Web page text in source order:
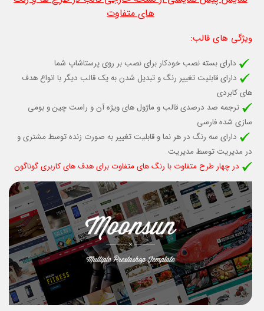
های متفاوت
ویژگی های قالب:
دارای بسته نصب خودکار برای نصب بر روی پرستاشاپ شما
دارای قابليت تغيير رنگ و تبديل شدن به يك قالب ديگر با انواع هدف
هاي كابردي
ترجمه صد درصدی قالب و ماژول های ویژه آن و راست چین و بومی
سازی شده فارسی
دارای سه رنگ در هر نما و قابلیت تغییر به صورت زنده توسط مشتری و
در مدیریت توسط مدیریت
در چهار طرح متفاوت با رنگ های متفاوت برای هدف های کاربری گوناگون